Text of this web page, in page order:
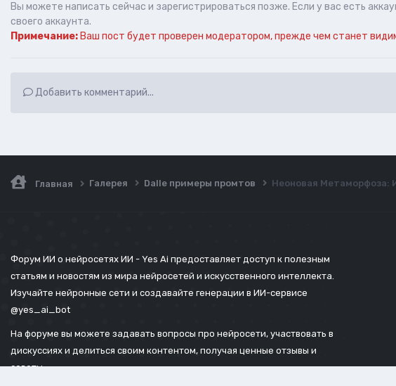
Вы можете написать сейчас и зарегистрироваться позже. Если у вас есть
своего аккаунта.
Примечание: Ваш пост будет проверен модератором, прежде чем станет
Добавить комментарий...
Главная Галерея Dalle примеры промтов Неоновая Метаморфоза:
Форум ИИ о нейросетях ИИ - Yes Ai предоставляет доступ к полезным
статьям и новостям из мира нейросетей и искусственного интеллекта.
Изучайте нейронные сети и создавайте генерации в ИИ-сервисе
@yes_ai_bot
На форуме вы можете задавать вопросы про нейросети, участвовать в
дискуссиях и делиться своим контентом, получая ценные отзывы и
советы.